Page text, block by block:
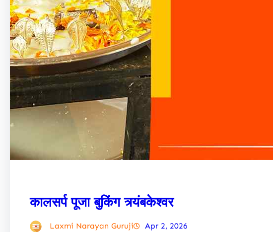
कालसर्प पूजा बुकिंग त्र्यंबकेश्वर
Laxmi Narayan Guruji Apr 2, 2026